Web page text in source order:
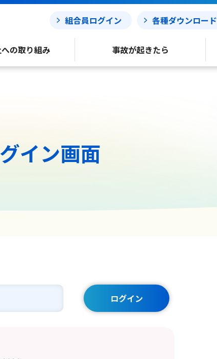
組合員ログイン 各種ダウンロード
の取り組み 事故が起きたら
イン画面